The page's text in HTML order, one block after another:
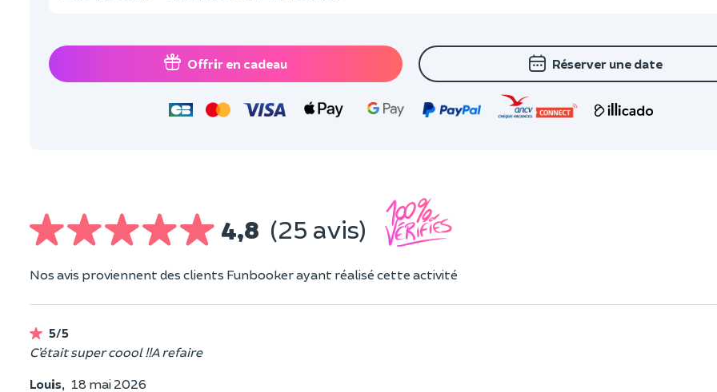
Offrir en cadeau Réserver une date
4,8 (25 avis)
Nos avis proviennent des clients Funbooker ayant réalisé cette activité
5/5
C’était super coool !!A refaire
Louis, 18 mai 2026